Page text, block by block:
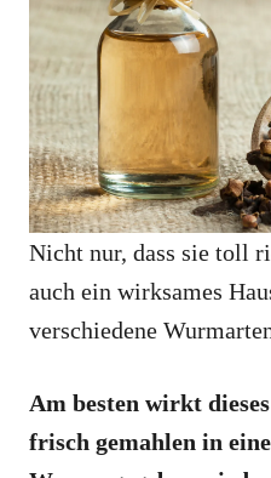
Nicht nur, dass sie toll
auch ein wirksames
verschiedene
Am besten wirkt
frisch gemahlen in